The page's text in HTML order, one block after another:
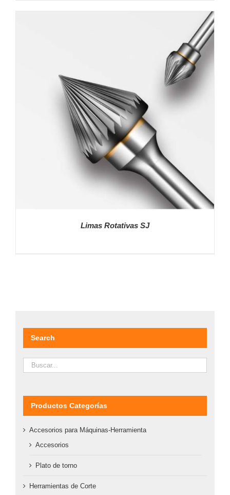
Limas Rotativas SJ
Search
Productos Categorías
Accesorios para Máquinas-Herramienta
Accesorios
Plato de torno
Herramientas de Corte